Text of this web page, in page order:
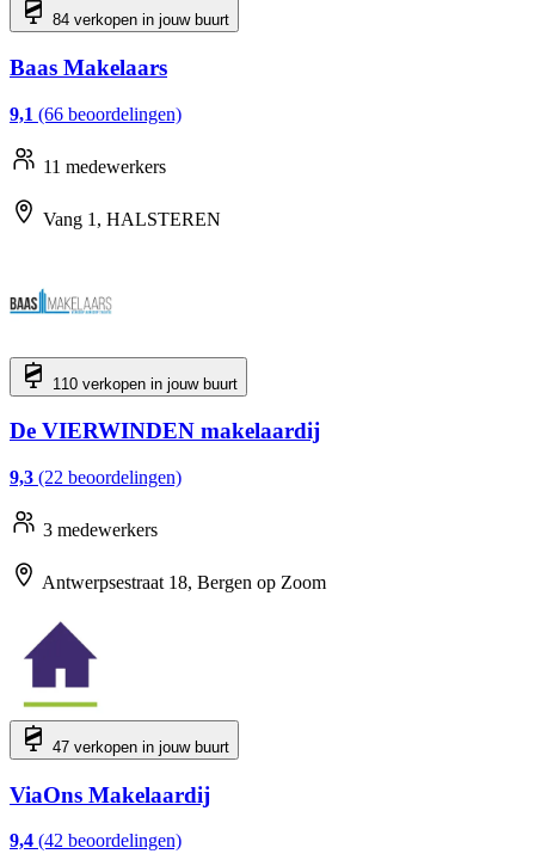
84 verkopen in jouw buurt
Baas Makelaars
9,1 (66 beoordelingen)
11 medewerkers
Vang 1, HALSTEREN
110 verkopen in jouw buurt
De VIERWINDEN makelaardij
9,3 (22 beoordelingen)
3 medewerkers
Antwerpsestraat 18, Bergen op Zoom
47 verkopen in jouw buurt
ViaOns Makelaardij
9,4 (42 beoordelingen)